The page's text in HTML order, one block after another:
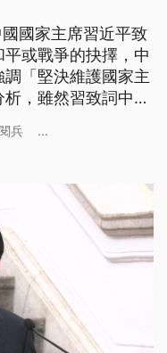
國家主席習近平致
或戰爭的抉擇，中
「堅決維護國家主
，雖然習致詞中未
首度同台現身。
兵 ...